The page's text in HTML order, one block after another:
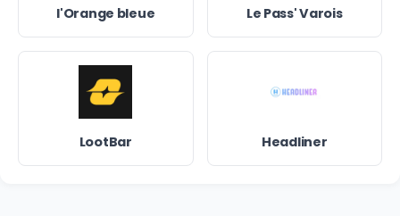
l'Orange bleue Le Pass' Varois
LootBar Headliner